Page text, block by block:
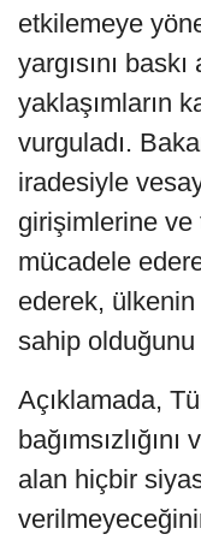
etkilemeye
yargısını
yaklaşımların
vurguladı.
iradesiyle
girişimlerine ve
mücadele
ederek,
sahip
Açıklamada,
alan hiçbir